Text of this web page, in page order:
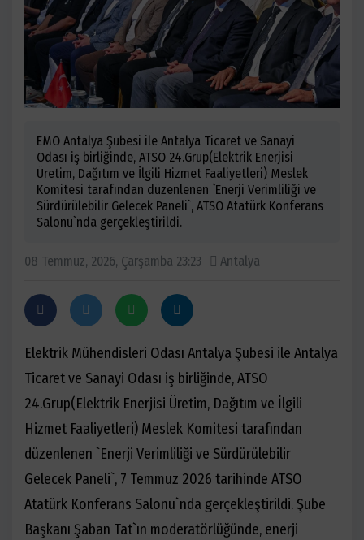
EMO Antalya Şubesi ile Antalya Ticaret ve Sanayi
Odası iş birliğinde, ATSO 24.Grup(Elektrik Enerjisi
Üretim, Dağıtım ve İlgili Hizmet Faaliyetleri) Meslek
Komitesi tarafından düzenlenen `Enerji Verimliliği ve
Sürdürülebilir Gelecek Paneli`, ATSO Atatürk Konferans
Salonu`nda gerçekleştirildi.
08 Temmuz, 2026, Çarşamba 23:23 Antalya
Elektrik Mühendisleri Odası Antalya Şubesi ile Antalya
Ticaret ve Sanayi Odası iş birliğinde, ATSO
24.Grup(Elektrik Enerjisi Üretim, Dağıtım ve İlgili
Hizmet Faaliyetleri) Meslek Komitesi tarafından
düzenlenen `Enerji Verimliliği ve Sürdürülebilir
Gelecek Paneli`, 7 Temmuz 2026 tarihinde ATSO
Atatürk Konferans Salonu`nda gerçekleştirildi. Şube
Başkanı Şaban Tat`ın moderatörlüğünde, enerji